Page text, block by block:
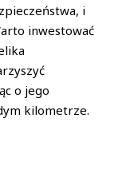
i
inwestować
o jego
kilometrze.